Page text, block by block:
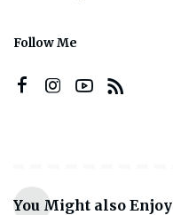
Follow Me
You Might also Enjoy